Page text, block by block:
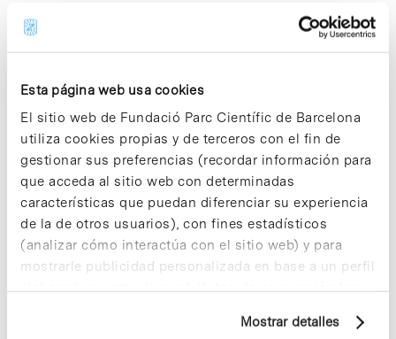
Esta página web usa cookies
El sitio web de Fundació Parc Científic de Barcelona
utiliza cookies propias y de terceros con el fin de
gestionar sus preferencias (recordar información para
que acceda al sitio web con determinadas
características que puedan diferenciar su experiencia
de la de otros usuarios), con fines estadísticos
(analizar cómo interactúa con el sitio web) y para
mostrarle publicidad personalizada en base a un perfil
elaborado a partir de sus hábitos de navegación (por
información sobre las cookies puede consultar
Mostrar detalles
Fundación GAEM lanza la
campaña ‘Escala con nosotros,
apoya la investigación en EM’